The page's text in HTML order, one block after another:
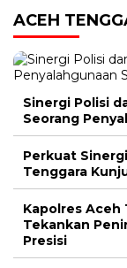
ACEH
Sinergi Polisi
Seorang
Perkuat
Tenggara
Kapolres Aceh
Tekankan
Presisi